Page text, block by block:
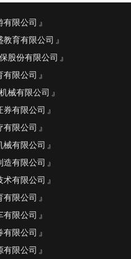
有限公司
育有限公司
股份有限公司
有限公司
械有限公司
有限公司
有限公司
有限公司
造有限公司
有限公司
有限公司
有限公司
有限公司
有限公司